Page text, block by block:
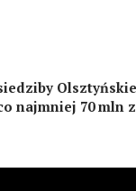
najmniej 70 mln